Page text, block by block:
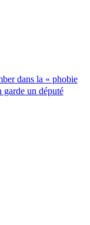
dans la « phobie
garde un député